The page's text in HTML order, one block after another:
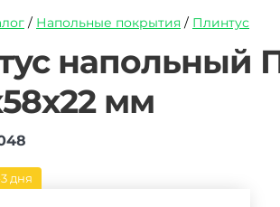
/ Напольные покрытия / Плинтус
images/id/normal/plintus-
напольный
мм
дня